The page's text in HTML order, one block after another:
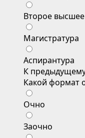
Второе высшее
Магистратура
Аспирантура
К
Какой формат
Очно
Заочно